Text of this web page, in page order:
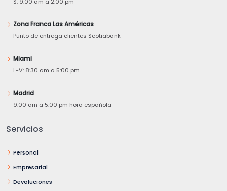
Zona Franca Las Américas
Punto de entrega clientes Scotiabank
Miami
L-V: 8:30 am a 5:00 pm
Madrid
9:00 am a 5:00 pm hora española
Servicios
Personal
Empresarial
Devoluciones